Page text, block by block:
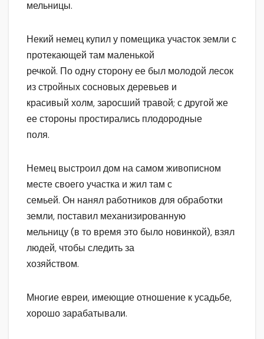
мельницы.
Некий немец купил у помещика участок земли с
протекающей там маленькой
речкой. По одну сторону ее был молодой лесок
из стройных сосновых деревьев и
красивый холм, заросший травой; с другой же
ее стороны простирались плодородные
поля.
Немец выстроил дом на самом живописном
месте своего участка и жил там с
семьей. Он нанял работников для обработки
земли, поставил механизированную
мельницу (в то время это было новинкой), взял
людей, чтобы следить за
хозяйством.
Многие евреи, имеющие отношение к усадьбе,
хорошо зарабатывали.